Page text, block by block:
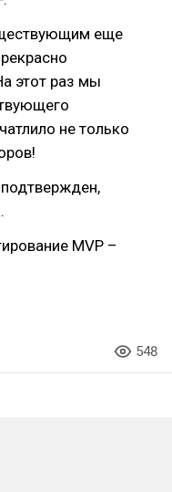
еще
этот раз мы
не только
подтвержден,
MVP –
548